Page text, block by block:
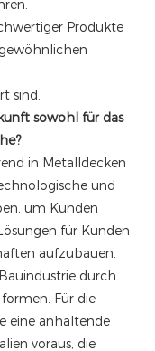
Produkte
sind.
sowohl für das
in Metalldecken
und
um Kunden
für Kunden
aufzubauen.
durch
Für die
eine anhaltende
voraus, die